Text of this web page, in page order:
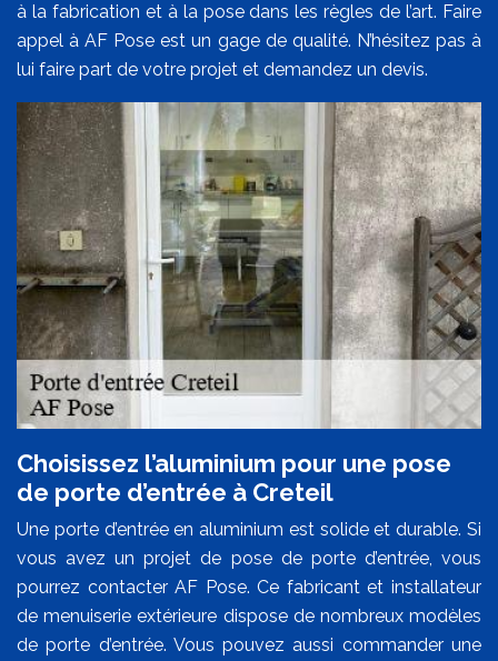
à la fabrication et à la pose dans les règles de l’art. Faire
appel à AF Pose est un gage de qualité. N’hésitez pas à
lui faire part de votre projet et demandez un devis.
Choisissez l’aluminium pour une pose
de porte d’entrée à Creteil
Une porte d’entrée en aluminium est solide et durable. Si
vous avez un projet de pose de porte d’entrée, vous
pourrez contacter AF Pose. Ce fabricant et installateur
de menuiserie extérieure dispose de nombreux modèles
de porte d’entrée. Vous pouvez aussi commander une